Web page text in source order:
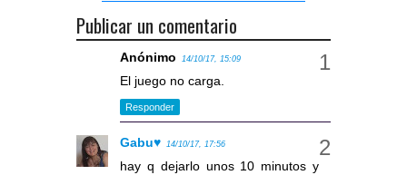
Publicar un comentario
Anónimo 14/10/17, 15:09
El juego no carga.
Responder
Gabu♥ 14/10/17, 17:56
hay q dejarlo unos 10 minutos y